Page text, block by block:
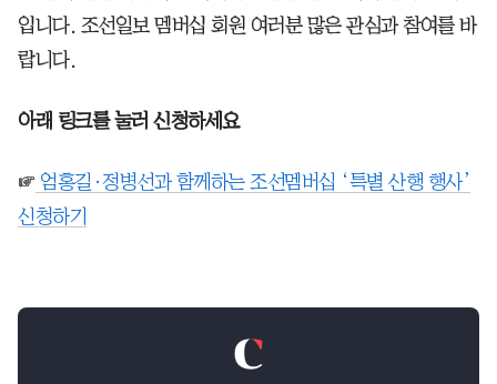
입니다. 조선일보 멤버십 회원 여러분 많은 관심과 참여를 바
랍니다.
아래 링크를 눌러 신청하세요
☞ 엄홍길·정병선과 함께하는 조선멤버십 ‘특별 산행 행사’
신청하기